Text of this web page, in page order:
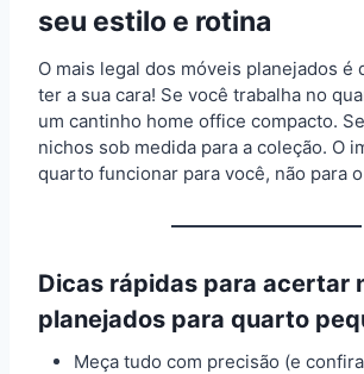
seu estilo e rotina
O mais legal dos móveis planejados é
ter a sua cara! Se você trabalha no
um cantinho home office compacto.
nichos sob medida para a coleção. O
quarto funcionar para você, não para
Dicas rápidas para acertar
planejados para quarto
Meça tudo com precisão (e